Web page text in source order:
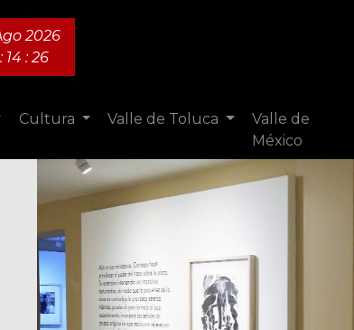
2026
14 : 28
Cultura Valle de Toluca
Valle de
México